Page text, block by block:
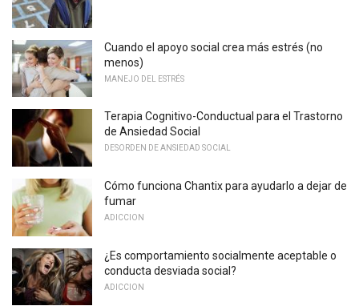
Cuando el apoyo social crea más estrés (no
menos)
MANEJO DEL ESTRÉS
Terapia Cognitivo-Conductual para el Trastorno
de Ansiedad Social
DESORDEN DE ANSIEDAD SOCIAL
Cómo funciona Chantix para ayudarlo a dejar de
fumar
ADICCION
¿Es comportamiento socialmente aceptable o
conducta desviada social?
ADICCION